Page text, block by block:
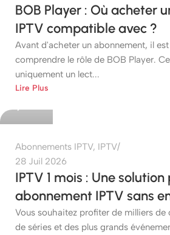
BOB Player : Où acheter
IPTV compatible avec ?
Avant d'acheter un abonnement, il
comprendre le rôle de BOB Player.
uniquement un lect...
Lire Plus
etshop
Abonnements IPTV, IPTV
28 Juil 2026
IPTV 1 mois : Une
abonnement IPTV sans
Vous souhaitez profiter de milliers de
de séries et des plus grands